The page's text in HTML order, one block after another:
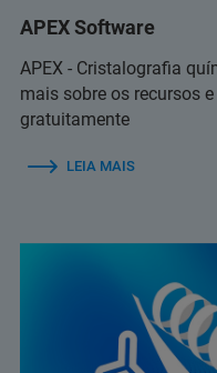
APEX Software
APEX - Cristalografia
mais sobre os recursos
gratuitamente
LEIA MAIS